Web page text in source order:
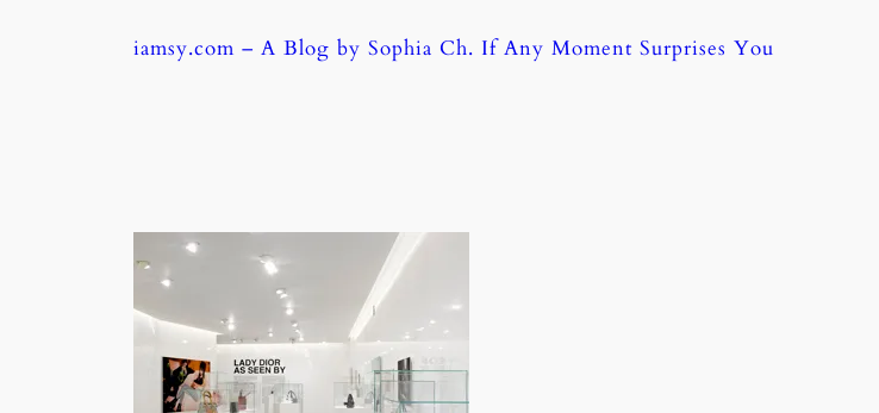
iamsy.com – A Blog by Sophia Ch. If Any Moment Surprises You